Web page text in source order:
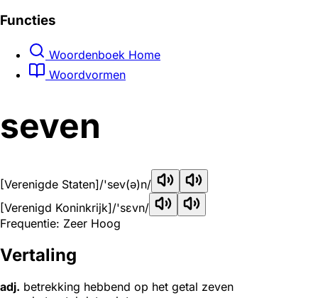
Functies
Woordenboek Home
Woordvormen
seven
[Verenigde Staten]/'sev(ə)n/
[Verenigd Koninkrijk]/'sɛvn/
Frequentie: Zeer Hoog
Vertaling
adj. betrekking hebbend op het getal zeven